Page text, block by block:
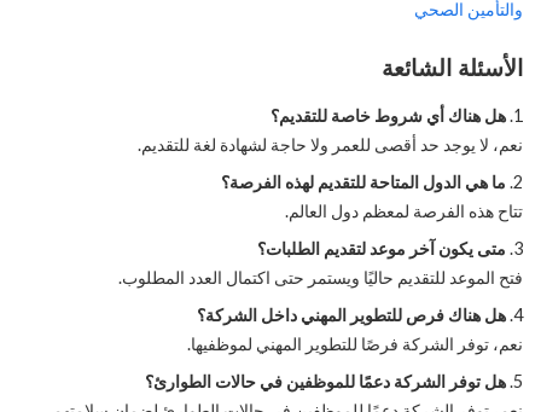
والتأمين الصحي
الأسئلة الشائعة
هل هناك أي شروط خاصة للتقديم؟
نعم، لا يوجد حد أقصى للعمر ولا حاجة لشهادة لغة للتقديم.
ما هي الدول المتاحة للتقديم لهذه الفرصة؟
تتاح هذه الفرصة لمعظم دول العالم.
متى يكون آخر موعد لتقديم الطلبات؟
فتح الموعد للتقديم حاليًا ويستمر حتى اكتمال العدد المطلوب.
هل هناك فرص للتطوير المهني داخل الشركة؟
نعم، توفر الشركة فرصًا للتطوير المهني لموظفيها.
هل توفر الشركة دعمًا للموظفين في حالات الطوارئ؟